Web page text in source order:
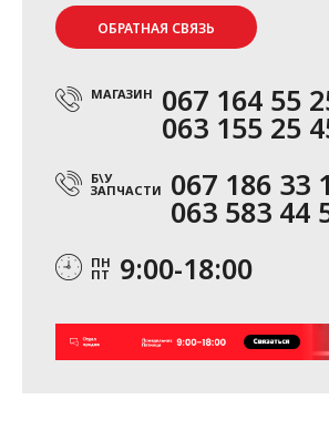
ОБРАТНАЯ СВЯЗЬ
МАГАЗИН 067 164 55
063 155 25
Б\У
ЗАПЧАСТИ 067 186 33
063 583 44
ПН
ПТ 9:00-18:00